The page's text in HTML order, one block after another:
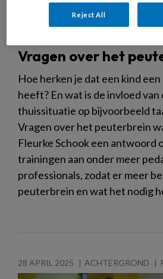
Vragen over het
Hoe herken je dat een kind
heeft? En wat is de invloed
thuissituatie op bijvoorbeeld
Vragen over het peuterbrein
Fleurke Schook een antwoord
trainingen aan onder meer
professionals, zodat er meer
peuterbrein en wat het nodig
28 APRIL 2025 ACHTERGROND
Reject All